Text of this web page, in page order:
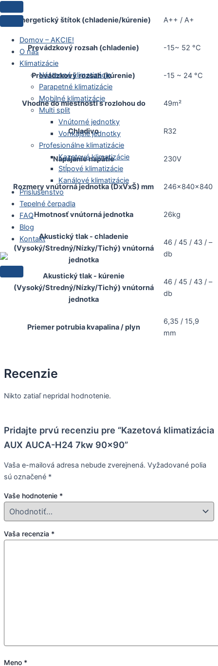
Domov – AKCIE!
O nás
Klimatizácie
Nástenné klimatizácie
Parapetné klimatizácie
Mobilné klimatizácie
Multi split
Vnútorné jednotky
Vonkajšie jednotky
Profesionálne klimatizácie
Kazetové klimatizácie
Stĺpové klimatizácie
Kanálové klimatizácie
Príslušenstvo
Tepelné čerpadla
FAQ
Blog
Kontakt
Energetický štítok (chladenie/kúrenie) A++ / A+
Prevádzkový rozsah (chladenie) -15~ 52 °C
Prevádzkový rozsah (kúrenie) -15 ~ 24 °C
Vhodne do miestnosti s rozlohou do 49m²
Chladivo R32
Napájanie napätie 230V
Rozmery vnútorná jednotka (DxVxŠ) mm 246x840x840
Hmotnosť vnútorná jednotka 26kg
Akustický tlak - chladenie
(Vysoký/Stredný/Nízky/Tichý) vnútorná
jednotka
46 / 45 / 43 / –
db
Akustický tlak - kúrenie
(Vysoký/Stredný/Nízky/Tichý) vnútorná
jednotka
46 / 45 / 43 / –
db
Priemer potrubia kvapalina / plyn
6,35 / 15,9
mm
Recenzie
Nikto zatiaľ nepridal hodnotenie.
Pridajte prvú recenziu pre “Kazetová klimatizácia
AUX AUCA-H24 7kw 90×90”
Vaša e-mailová adresa nebude zverejnená. Vyžadované polia
sú označené *
Vaše hodnotenie *
Vaša recenzia *
Meno *